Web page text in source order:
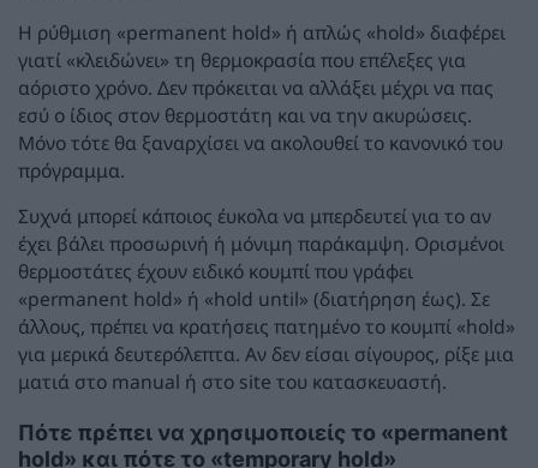
Η ρύθμιση «permanent hold» ή απλώς «hold» διαφέρει
γιατί «κλειδώνει» τη θερμοκρασία που επέλεξες για
αόριστο χρόνο. Δεν πρόκειται να αλλάξει μέχρι να πας
εσύ ο ίδιος στον θερμοστάτη και να την ακυρώσεις.
Μόνο τότε θα ξαναρχίσει να ακολουθεί το κανονικό του
πρόγραμμα.
Συχνά μπορεί κάποιος έυκολα να μπερδευτεί για το αν
έχει βάλει προσωρινή ή μόνιμη παράκαμψη. Ορισμένοι
θερμοστάτες έχουν ειδικό κουμπί που γράφει
«permanent hold» ή «hold until» (διατήρηση έως). Σε
άλλους, πρέπει να κρατήσεις πατημένο το κουμπί «hold»
για μερικά δευτερόλεπτα. Αν δεν είσαι σίγουρος, ρίξε μια
ματιά στο manual ή στο site του κατασκευαστή.
Πότε πρέπει να χρησιμοποιείς το «permanent
hold» και πότε το «temporary hold»